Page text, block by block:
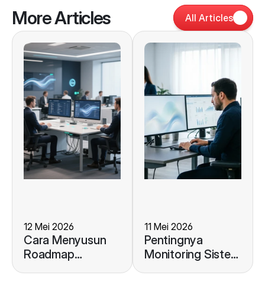
More Articles All Articles
12 Mei 2026
Cara Menyusun
Roadmap
11 Mei 2026
Pentingnya
Monitoring Sistem